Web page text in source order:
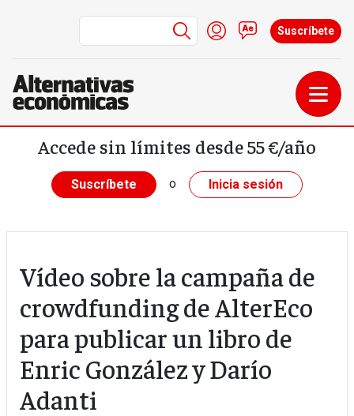
Pasar al contenido principal
Menú de cuenta de
Iniciar sesión
Contacto
Suscríbete
Accede sin límites desde 55 €/año
Suscríbete o Inicia sesión
Vídeo sobre la campaña de
crowdfunding de AlterEco
para publicar un libro de
Enric González y Darío
Adanti